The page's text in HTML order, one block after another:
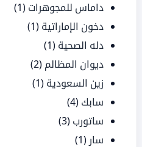
داماس للمجوهرات (1)
دخون الإماراتية (1)
دله الصحية (1)
ديوان المظالم (2)
زين السعودية (1)
سابك (4)
ساتورب (3)
سار (1)